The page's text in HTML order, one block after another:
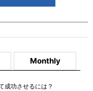
Monthly
功させるには？